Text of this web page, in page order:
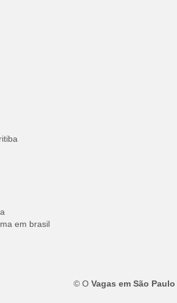
em brasil
© O Vagas em São Paulo